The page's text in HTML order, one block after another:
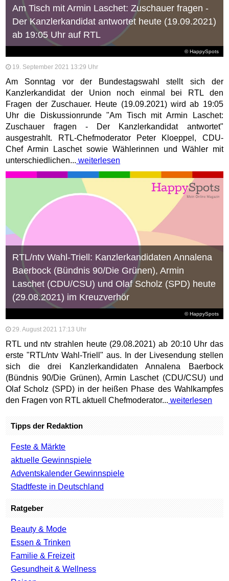
© HappySpots
Am Tisch mit Armin Laschet: Zuschauer fragen -
Der Kanzlerkandidat antwortet heute (19.09.2021)
ab 19:05 Uhr auf RTL
19. September 2021 13:29 Uhr
Am Sonntag vor der Bundestagswahl stellt sich der
Kanzlerkandidat der Union noch einmal bei RTL den
Fragen der Zuschauer. Heute (19.09.2021) wird ab 19:05
Uhr die Diskussionrunde "Am Tisch mit Armin Laschet:
Zuschauer fragen - Der Kanzlerkandidat antwortet"
ausgestrahlt. RTL-Chefmoderator Peter Kloeppel, CDU-
Chef Armin Laschet sowie Wählerinnen und Wähler mit
unterschiedlichen... weiterlesen
© HappySpots
RTL/ntv Wahl-Triell: Kanzlerkandidaten Annalena
Baerbock (Bündnis 90/Die Grünen), Armin
Laschet (CDU/CSU) und Olaf Scholz (SPD) heute
(29.08.2021) im Kreuzverhör
29. August 2021 17:13 Uhr
RTL und ntv strahlen heute (29.08.2021) ab 20:10 Uhr das
erste "RTL/ntv Wahl-Triell" aus. In der Livesendung stellen
sich die drei Kanzlerkandidaten Annalena Baerbock
(Bündnis 90/Die Grünen), Armin Laschet (CDU/CSU) und
Olaf Scholz (SPD) in der heißen Phase des Wahlkampfes
den Fragen von RTL aktuell Chefmoderator... weiterlesen
Tipps der Redaktion
Feste & Märkte
aktuelle Gewinnspiele
Adventskalender Gewinnspiele
Stadtfeste in Deutschland
Ratgeber
Beauty & Mode
Essen & Trinken
Familie & Freizeit
Gesundheit & Wellness